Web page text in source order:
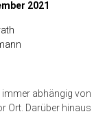
2021
abhängig von
Ort. Darüber